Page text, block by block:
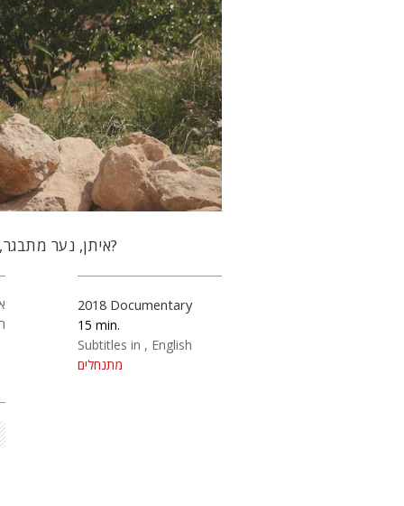
איתן, נער מתבגר, בונה בית מאבן שנהרס כעבור שנתיים. האם איתן ימצא בית חדש?
2018 Documentary
15
Subtitles in
English
מתנחלים